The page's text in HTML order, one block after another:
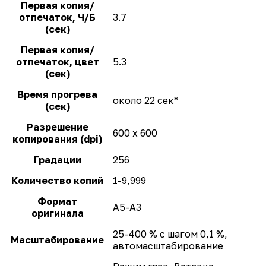
Первая копия/
отпечаток, Ч/Б
(сек)
3.7
Первая копия/
отпечаток, цвет
(сек)
5.3
Время прогрева
(сек)
около 22 сек*
Разрешение
копирования (dpi)
600 x 600
Градации
256
Количество копий
1-9,999
Формат
оригинала
A5-A3
Масштабирование
25-400 % с шагом 0,1 %,
автомасштабирование